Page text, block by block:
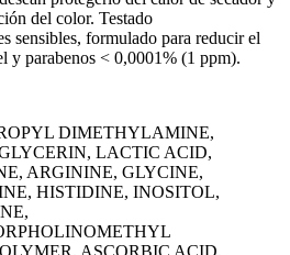
del color. Testado
sensibles, formulado para reducir el
y parabenos < 0,0001% (1 ppm).
DIMETHYLAMINE,
LACTIC ACID,
ARGININE, GLYCINE,
HISTIDINE, INOSITOL,
ASCORBIC ACID,